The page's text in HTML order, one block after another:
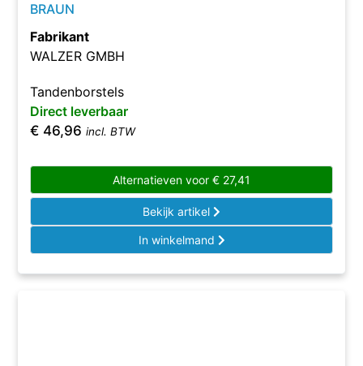
BRAUN
Fabrikant
WALZER GMBH
Tandenborstels
Direct leverbaar
€ 46,96 incl. BTW
Alternatieven voor € 27,41
Bekijk artikel
In winkelmand